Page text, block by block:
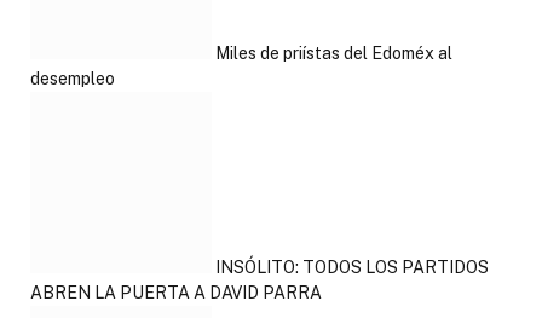
Miles de priístas del Edoméx al
desempleo
INSÓLITO: TODOS LOS PARTIDOS
ABREN LA PUERTA A DAVID PARRA